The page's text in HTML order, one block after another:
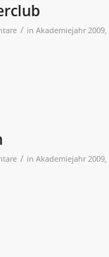
/ in Akademiejahr 2009,
/ in Akademiejahr 2009,